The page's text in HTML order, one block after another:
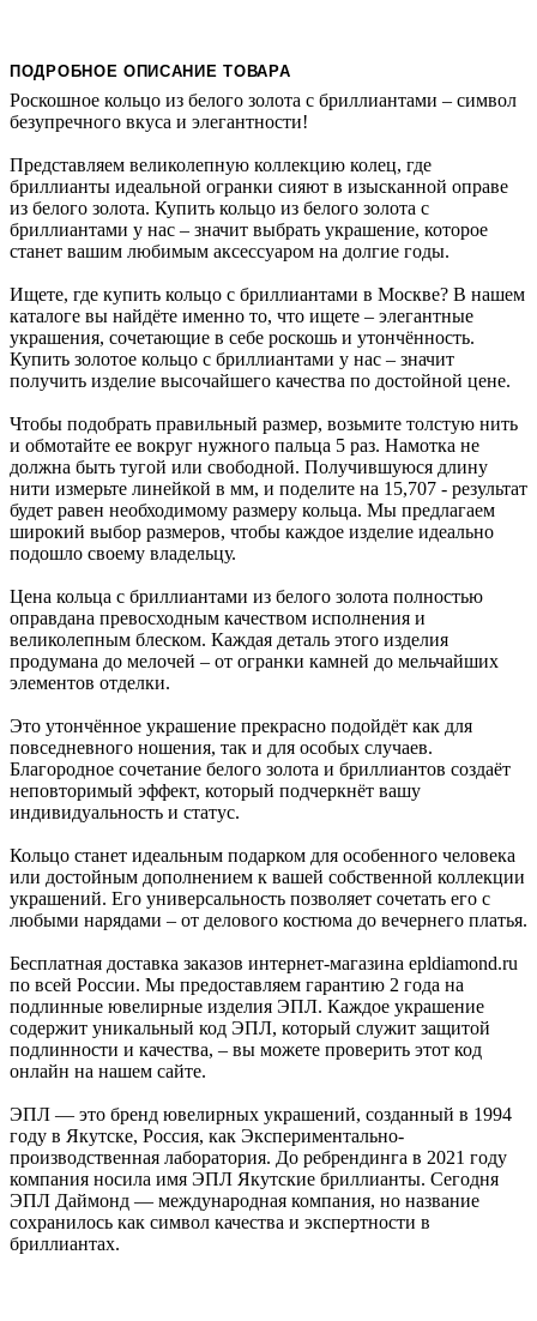
ПОДРОБНОЕ ОПИСАНИЕ ТОВАРА
Роскошное кольцо из белого золота с бриллиантами – символ
безупречного вкуса и элегантности!
Представляем великолепную коллекцию колец, где
бриллианты идеальной огранки сияют в изысканной оправе
из белого золота. Купить кольцо из белого золота с
бриллиантами у нас – значит выбрать украшение, которое
станет вашим любимым аксессуаром на долгие годы.
Ищете, где купить кольцо с бриллиантами в Москве? В нашем
каталоге вы найдёте именно то, что ищете – элегантные
украшения, сочетающие в себе роскошь и утончённость.
Купить золотое кольцо с бриллиантами у нас – значит
получить изделие высочайшего качества по достойной цене.
Чтобы подобрать правильный размер, возьмите толстую нить
и обмотайте ее вокруг нужного пальца 5 раз. Намотка не
должна быть тугой или свободной. Получившуюся длину
нити измерьте линейкой в мм, и поделите на 15,707 - результат
будет равен необходимому размеру кольца. Мы предлагаем
широкий выбор размеров, чтобы каждое изделие идеально
подошло своему владельцу.
Цена кольца с бриллиантами из белого золота полностью
оправдана превосходным качеством исполнения и
великолепным блеском. Каждая деталь этого изделия
продумана до мелочей – от огранки камней до мельчайших
элементов отделки.
Это утончённое украшение прекрасно подойдёт как для
повседневного ношения, так и для особых случаев.
Благородное сочетание белого золота и бриллиантов создаёт
неповторимый эффект, который подчеркнёт вашу
индивидуальность и статус.
Кольцо станет идеальным подарком для особенного человека
или достойным дополнением к вашей собственной коллекции
украшений. Его универсальность позволяет сочетать его с
любыми нарядами – от делового костюма до вечернего платья.
Бесплатная доставка заказов интернет-магазина epldiamond.ru
по всей России. Мы предоставляем гарантию 2 года на
подлинные ювелирные изделия ЭПЛ. Каждое украшение
содержит уникальный код ЭПЛ, который служит защитой
подлинности и качества, – вы можете проверить этот код
онлайн на нашем сайте.
ЭПЛ — это бренд ювелирных украшений, созданный в 1994
году в Якутске, Россия, как Экспериментально-
производственная лаборатория. До ребрендинга в 2021 году
компания носила имя ЭПЛ Якутские бриллианты. Сегодня
ЭПЛ Даймонд — международная компания, но название
сохранилось как символ качества и экспертности в
бриллиантах.